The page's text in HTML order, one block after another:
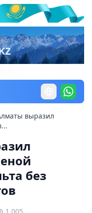
выразил
без